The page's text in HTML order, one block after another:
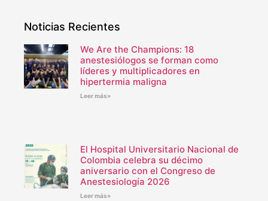
Noticias Recientes
We Are the Champions: 18
anestesiólogos se forman como
líderes y multiplicadores en
hipertermia maligna
Leer más»
El Hospital Universitario Nacional de
Colombia celebra su décimo
aniversario con el Congreso de
Anestesiología 2026
Leer más»